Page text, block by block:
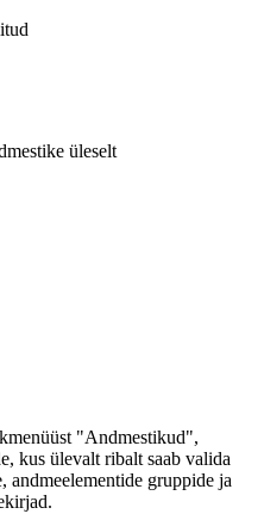
üleselt
"Andmestikud",
kus ülevalt ribalt saab valida
andmeelementide gruppide ja